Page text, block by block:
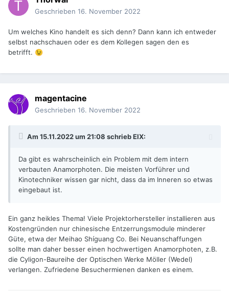
Geschrieben 16. November 2022
Um welches Kino handelt es sich denn? Dann kann ich entweder
selbst nachschauen oder es dem Kollegen sagen den es
betrifft. 😉
magentacine
Geschrieben 16. November 2022
Am 15.11.2022 um 21:08 schriebEIX:
Da gibt es wahrscheinlich ein Problem mit dem intern
verbauten Anamorphoten. Die meisten Vorführer und
Kinotechniker wissen gar nicht, dass da im Inneren so etwas
eingebaut ist.
Ein ganz heikles Thema! Viele Projektorhersteller installieren aus
Kostengründen nur chinesische Entzerrungsmodule minderer
Güte, etwa der Meihao Shíguang Co. Bei Neuanschaffungen
sollte man daher besser einen hochwertigen Anamorphoten, z.B.
die Cyligon-Baureihe der Optischen Werke Möller (Wedel)
verlangen. Zufriedene Besuchermienen danken es einem.